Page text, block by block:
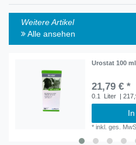
Weitere Artikel
Alle ansehen
Urostat 100 ml
21,79 € *
0.1 Liter |
*inkl. ges.